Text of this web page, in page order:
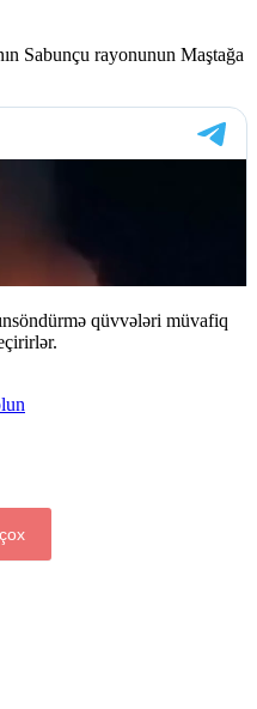
Sabunçu rayonunun Maştağa
qüvvələri müvafiq